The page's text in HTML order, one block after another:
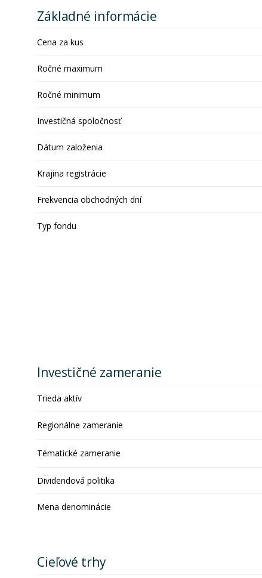
Základné informácie
Cena za kus
Ročné maximum
Ročné minimum
Investičná spoločnosť
Dátum založenia
Krajina registrácie
Frekvencia obchodných dní
Typ fondu
Investičné zameranie
Trieda aktív
Regionálne zameranie
Tématické zameranie
Dividendová politika
Mena denominácie
Cieľové trhy